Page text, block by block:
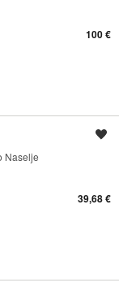
100 €
Naselje
39,68 €